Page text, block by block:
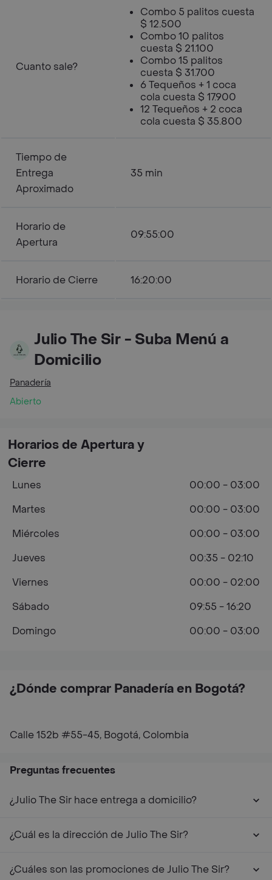
Cuanto sale?
Combo 5 palitos cuesta
$ 12.500
Combo 10 palitos
cuesta $ 21.100
Combo 15 palitos
cuesta $ 31.700
6 Tequeños + 1 coca
cola cuesta $ 17.900
12 Tequeños + 2 coca
cola cuesta $ 35.800
Tiempo de
Entrega
Aproximado
35 min
Horario de
Apertura
09:55:00
Horario de Cierre 16:20:00
Julio The Sir - Suba Menú a
Domicilio
Panadería
Abierto
¿Dónde comprar Panadería en Bogotá?
Calle 152b #55-45, Bogotá, Colombia
Horarios de Apertura y
Cierre
Lunes
00:00 - 03:00
Martes
00:00 - 03:00
Miércoles
00:00 - 03:00
Jueves
00:35 - 02:10
Viernes
00:00 - 02:00
Sábado
09:55 - 16:20
Domingo
00:00 - 03:00
Preguntas frecuentes
¿Julio The Sir hace entrega a domicilio?
¿Cuál es la dirección de Julio The Sir?
¿Cuáles son las promociones de Julio The Sir?